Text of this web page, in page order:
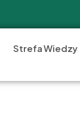
Strefa Wiedzy